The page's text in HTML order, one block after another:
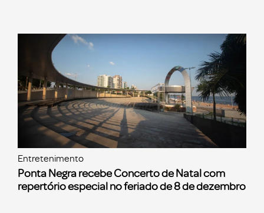
Entretenimento
Ponta Negra recebe Concerto de Natal com
repertório especial no feriado de 8 de dezembro